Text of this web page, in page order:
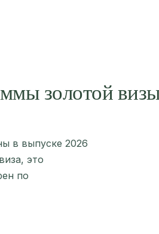
золотой
в выпуске 2026
это
по